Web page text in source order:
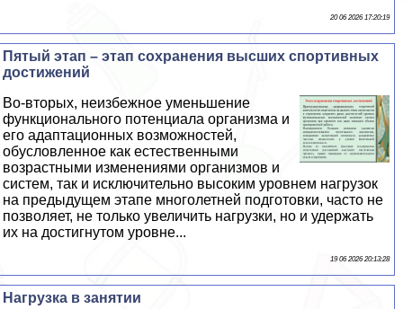
20 06 2026 17:20:19
Пятый этап – этап сохранения высших спортивных
достижений
Во-вторых, неизбежное уменьшение
функционального потенциала организма и
его адаптационных возможностей,
обусловленное как естественными
возрастными изменениями организмов и
систем, так и исключительно высоким уровнем нагрузок
на предыдущем этапе многолетней подготовки, часто не
позволяет, не только увеличить нагрузки, но и удержать
их на достигнутом уровне...
19 06 2026 20:13:28
Нагрузка в занятии